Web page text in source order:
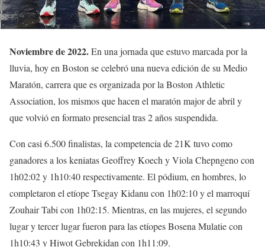
Noviembre de 2022.En una jornada que estuvo marcada por la
lluvia, hoy en Boston se celebró una nueva edición de su Medio
Maratón, carrera que es organizada por la Boston Athletic
Association, los mismos que hacen el maratón major de abril y
que volvió en formato presencial tras 2 años suspendida.
Con casi 6.500 finalistas, la competencia de 21K tuvo como
ganadores a los keniatas Geoffrey Koech y Viola Chepngeno con
1h02:02 y 1h10:40 respectivamente. El pódium, en hombres, lo
completaron el etíope Tsegay Kidanu con 1h02:10 y el marroquí
Zouhair Tabi con 1h02:15. Mientras, en las mujeres, el segundo
lugar y tercer lugar fueron para las etíopes Bosena Mulatie con
1h10:43 y Hiwot Gebrekidan con 1h11:09.